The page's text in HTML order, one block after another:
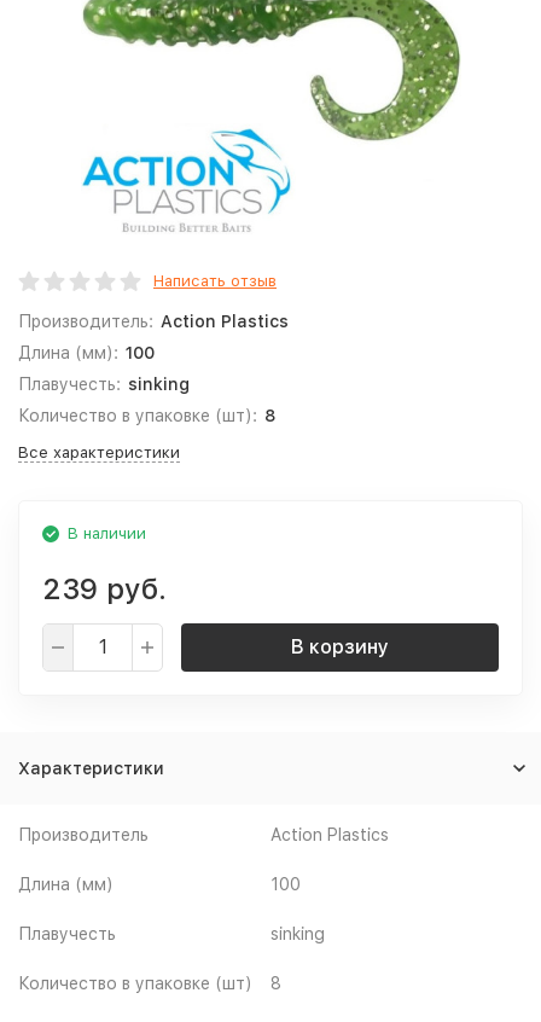
Написать отзыв
Производитель: Action Plastics
Длина (мм): 100
Плавучесть: sinking
Количество в упаковке (шт): 8
Все характеристики
В наличии
239 руб.
В корзину
Характеристики
Производитель Action Plastics
Длина (мм) 100
Плавучесть sinking
Количество в упаковке (шт) 8